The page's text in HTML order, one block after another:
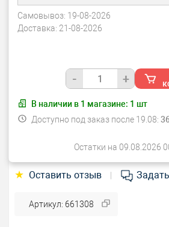
Самовывоз: 19-08-2026
Доставка: 21-08-2026
- +
В наличии в 1 магазине: 1 шт
Доступно под заказ после 19.08:
Остатки на 09.08.2026
★ Оставить отзыв
Артикул: 661308